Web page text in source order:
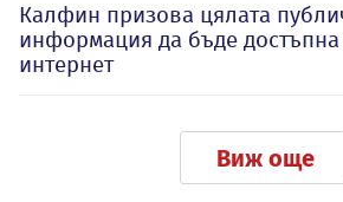
Калфин призова цялата
информация да бъде достъпна
интернет
Виж още